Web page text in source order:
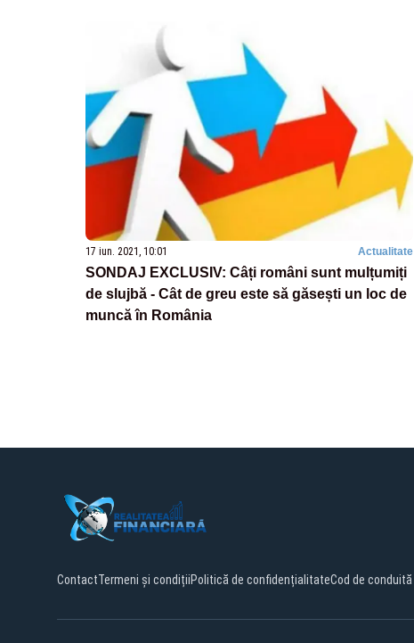
17 iun. 2021, 10:01 Actualitate
SONDAJ EXCLUSIV: Câți români sunt mulțumiți
de slujbă - Cât de greu este să găsești un loc de
muncă în România
ContactTermeni și condițiiPolitică de confidențialitateCod de conduită